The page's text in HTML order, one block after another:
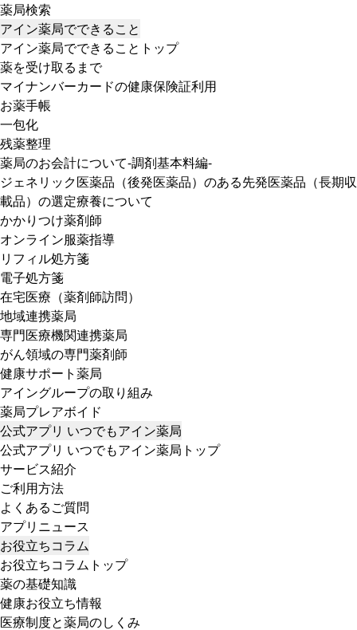
薬局検索
アイン薬局でできること
アイン薬局でできることトップ
薬を受け取るまで
マイナンバーカードの健康保険証利用
お薬手帳
一包化
残薬整理
薬局のお会計について-調剤基本料編-
ジェネリック医薬品（後発医薬品）のある先発医薬品（長期収
載品）の選定療養について
かかりつけ薬剤師
オンライン服薬指導
リフィル処方箋
電子処方箋
在宅医療（薬剤師訪問）
地域連携薬局
専門医療機関連携薬局
がん領域の専門薬剤師
健康サポート薬局
アイングループの取り組み
薬局プレアボイド
公式アプリ いつでもアイン薬局
公式アプリ いつでもアイン薬局トップ
サービス紹介
ご利用方法
よくあるご質問
アプリニュース
お役立ちコラム
お役立ちコラムトップ
薬の基礎知識
健康お役立ち情報
医療制度と薬局のしくみ